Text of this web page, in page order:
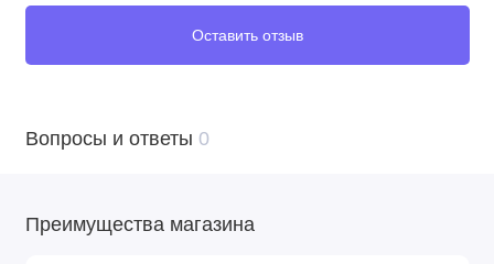
Оставить отзыв
Вопросы и ответы 0
Преимущества магазина